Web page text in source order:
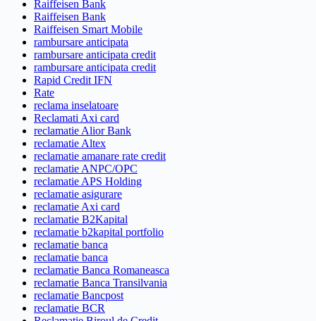
Raiffeisen Bank
Raiffeisen Bank
Raiffeisen Smart Mobile
rambursare anticipata
rambursare anticipata credit
rambursare anticipata credit
Rapid Credit IFN
Rate
reclama inselatoare
Reclamati Axi card
reclamatie Alior Bank
reclamatie Altex
reclamatie amanare rate credit
reclamatie ANPC/OPC
reclamatie APS Holding
reclamatie asigurare
reclamatie Axi card
reclamatie B2Kapital
reclamatie b2kapital portfolio
reclamatie banca
reclamatie banca
reclamatie Banca Romaneasca
reclamatie Banca Transilvania
reclamatie Bancpost
reclamatie BCR